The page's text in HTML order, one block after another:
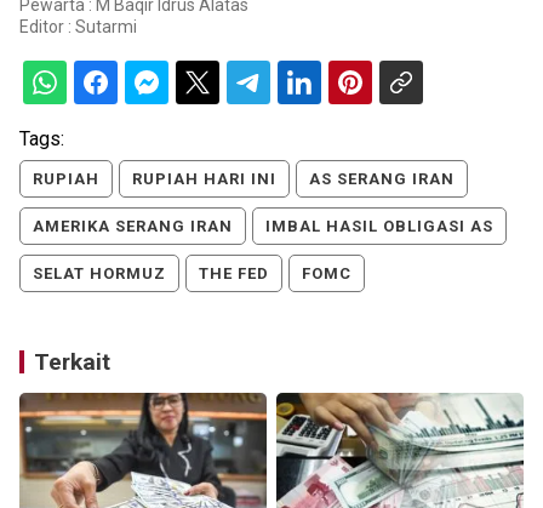
Pewarta : M Baqir Idrus Alatas
Editor : Sutarmi
Tags:
RUPIAH RUPIAH HARI INI AS SERANG IRAN
AMERIKA SERANG IRAN IMBAL HASIL OBLIGASI AS
SELAT HORMUZ THE FED FOMC
Terkait